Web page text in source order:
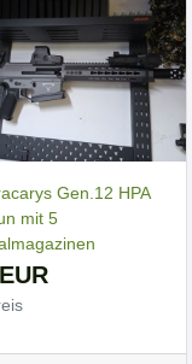
Gen.12 HPA
mit 5